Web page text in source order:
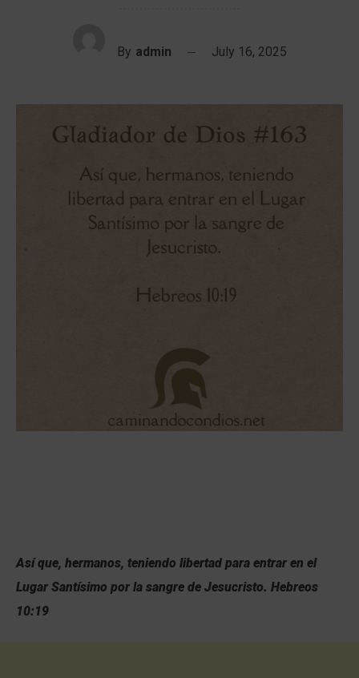
By admin July 16, 2025
Así que, hermanos, teniendo libertad para entrar en el
Lugar Santísimo por la sangre de Jesucristo. Hebreos
10:19